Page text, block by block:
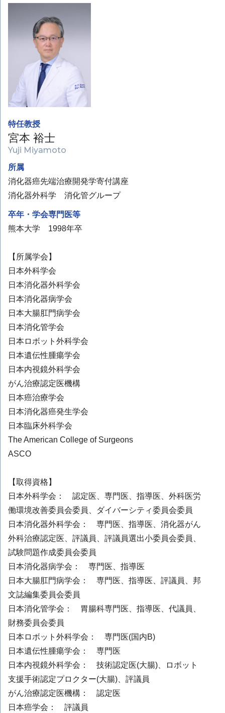
特任教授
宮本 裕士
Yuji Miyamoto
所属
消化器癌先端治療開発学寄付講座
消化器外科学 消化管グループ
卒年・学会専門医等
熊本大学 1998年卒
【所属学会】
日本外科学会
日本消化器外科学会
日本消化器病学会
日本大腸肛門病学会
日本消化管学会
日本ロボット外科学会
日本遺伝性腫瘍学会
日本内視鏡外科学会
がん治療認定医機構
日本癌治療学会
日本消化器癌発生学会
日本臨床外科学会
The American College of Surgeons
ASCO
【取得資格】
日本外科学会： 認定医、専門医、指導医、外科医労
働環境改善委員会委員、ダイバーシティ委員会委員
日本消化器外科学会： 専門医、指導医、消化器がん
外科治療認定医、評議員、評議員選出小委員会委員、
試験問題作成委員会委員
日本消化器病学会： 専門医、指導医
日本大腸肛門病学会： 専門医、指導医、評議員、邦
文誌編集委員会委員
日本消化管学会： 胃腸科専門医、指導医、代議員、
財務委員会委員
日本ロボット外科学会： 専門医(国内B)
日本遺伝性腫瘍学会： 専門医
日本内視鏡外科学会： 技術認定医(大腸)、ロボット
支援手術認定プロクター(大腸)、評議員
がん治療認定医機構： 認定医
日本癌学会： 評議員